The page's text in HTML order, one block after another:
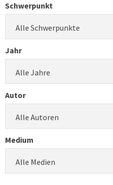
Schwerpunkt
Alle Schwerpunkte
Jahr
Alle Jahre
Autor
Alle Autoren
Medium
Alle Medien